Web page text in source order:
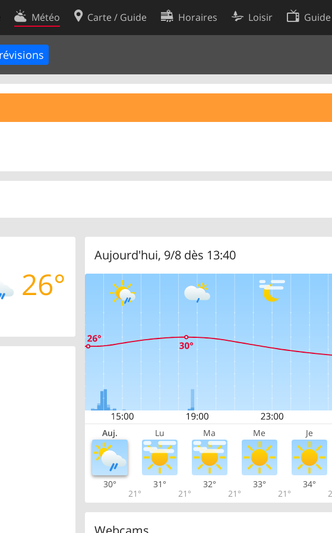
Météo Carte / Guide Horaires Loisir
26°
Aujourd'hui, 9/8 dès 13:40
Auj. Lu Ma Me Je
30°
21°
31°
21°
32°
21°
33°
21°
34°
Contact
Conditions d’utilisation
Protection des données
Préférences de cookies
Développeurs